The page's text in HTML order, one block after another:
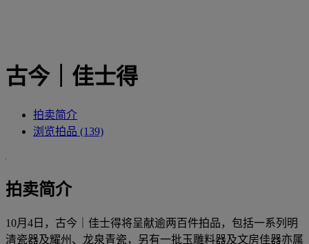
古今｜佳士得
拍卖简介
浏览拍品 (139)
拍卖简介
10月4日，古今｜佳士得将呈献逾两百件拍品，包括一系列明
清瓷器及耀州、龙泉青瓷，另有一批玉雕料器及文房佳器亦属